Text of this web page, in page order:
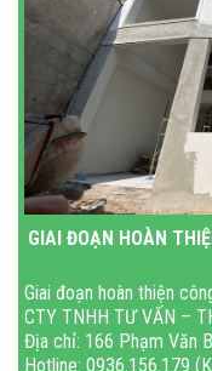
GIAI ĐOẠN HOÀN
Giai đoạn hoàn thiện
CTY TNHH TƯ VẤN –
Địa chỉ: 166 Phạm Văn
Hotline: 0936.156.179